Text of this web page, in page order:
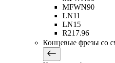
MFWN90
LN11
LN15
R217.96
Концевые фрезы со